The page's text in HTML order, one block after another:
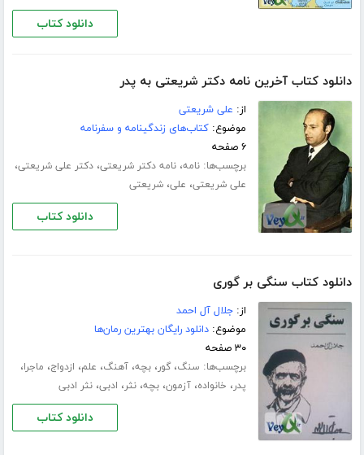
دانلود کتاب
دانلود کتاب آخرین نامه دکتر شریعتی به پدر
از: علی شریعتی
موضوع:کتاب‌های زندگینامه و سفرنامه
۶ صفحه
برچسب‌ها:نامه،نامه دکتر شریعتی،دکتر علی شریعتی،
علی شریعتی، علی،شریعتی
دانلود کتاب
دانلود کتاب سنگی بر گوری
از:جلال آل احمد
موضوع:دانلود رایگان بهترین رمان‌ها
۳۰ صفحه
برچسب‌ها: سنگ،گور،بچه،آهنگ، علم، ازدواج، ماجرا،
پدر، خانواده،آزمون،بچه،نثر، ادبی،نثر ادبی
دانلود کتاب